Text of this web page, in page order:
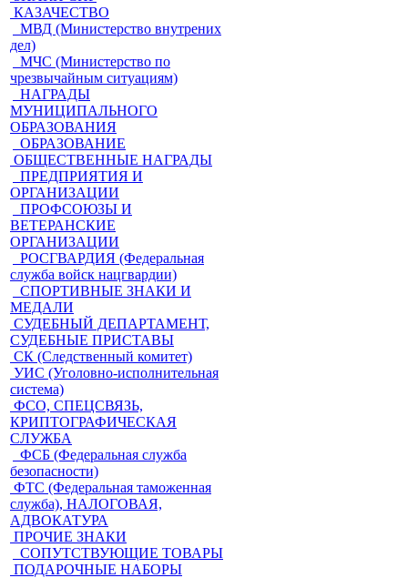
КАЗАЧЕСТВО
МВД (Министерство внутрених
дел)
МЧС (Министерство по
чрезвычайным ситуациям)
НАГРАДЫ
МУНИЦИПАЛЬНОГО
ОБРАЗОВАНИЯ
ОБРАЗОВАНИЕ
ОБЩЕСТВЕННЫЕ НАГРАДЫ
ПРЕДПРИЯТИЯ И
ОРГАНИЗАЦИИ
ПРОФСОЮЗЫ И
ВЕТЕРАНСКИЕ
ОРГАНИЗАЦИИ
РОСГВАРДИЯ (Федеральная
служба войск нацгвардии)
СПОРТИВНЫЕ ЗНАКИ И
МЕДАЛИ
СУДЕБНЫЙ ДЕПАРТАМЕНТ,
СУДЕБНЫЕ ПРИСТАВЫ
СК (Следственный комитет)
УИС (Уголовно-исполнительная
система)
ФСО, СПЕЦСВЯЗЬ,
КРИПТОГРАФИЧЕСКАЯ
СЛУЖБА
ФСБ (Федеральная служба
безопасности)
ФТС (Федеральная таможенная
служба), НАЛОГОВАЯ,
АДВОКАТУРА
ПРОЧИЕ ЗНАКИ
СОПУТСТВУЮЩИЕ ТОВАРЫ
ПОДАРОЧНЫЕ НАБОРЫ